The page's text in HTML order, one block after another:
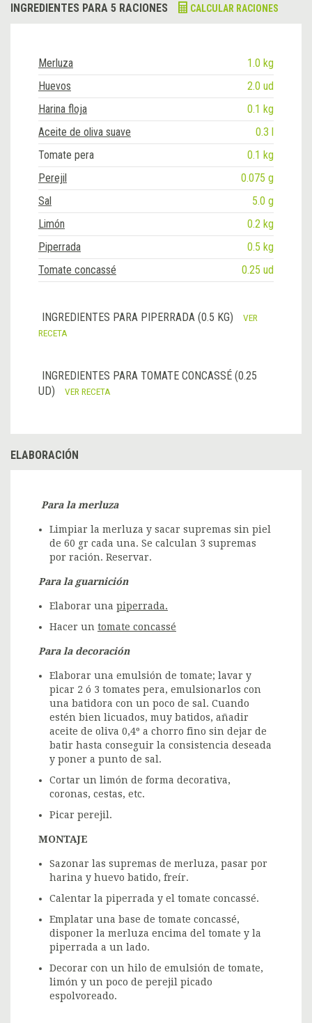
INGREDIENTES PARA 5 RACIONES CALCULAR RACIONES
Merluza
1.0 kg
Huevos
2.0 ud
Harina floja
0.1 kg
Aceite de oliva suave
0.3 l
Tomate pera
0.1 kg
Perejil
0.075 g
Sal
5.0 g
Limón
0.2 kg
Piperrada
0.5 kg
Tomate concassé
0.25 ud
INGREDIENTES PARA PIPERRADA (0.5 KG)
VER
RECETA
INGREDIENTES PARA TOMATE CONCASSÉ (0.25
UD)
VER RECETA
ELABORACIÓN
Para la merluza
Limpiar la merluza y sacar supremas sin piel
de 60 gr cada una. Se calculan 3 supremas
por ración. Reservar.
Para la guarnición
Elaborar una piperrada.
Hacer un tomate concassé
Para la decoración
Elaborar una emulsión de tomate; lavar y
picar 2 ó 3 tomates pera, emulsionarlos con
una batidora con un poco de sal. Cuando
estén bien licuados, muy batidos, añadir
aceite de oliva 0,4º a chorro fino sin dejar de
batir hasta conseguir la consistencia deseada
y poner a punto de sal.
Cortar un limón de forma decorativa,
coronas, cestas, etc.
Picar perejil.
MONTAJE
Sazonar las supremas de merluza, pasar por
harina y huevo batido, freír.
Calentar la piperrada y el tomate concassé.
Emplatar una base de tomate concassé,
disponer la merluza encima del tomate y la
piperrada a un lado.
Decorar con un hilo de emulsión de tomate,
limón y un poco de perejil picado
espolvoreado.